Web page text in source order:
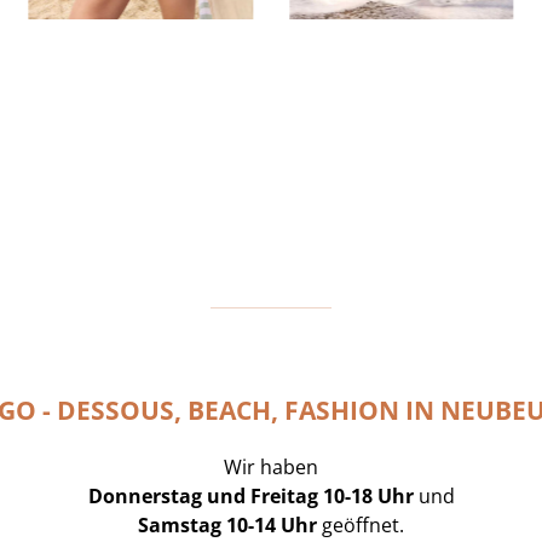
- DESSOUS, BEACH, FASHION IN
Wir haben
Donnerstag und Freitag 10-18 Uhrund
Samstag 10-14 Uhr geöffnet.